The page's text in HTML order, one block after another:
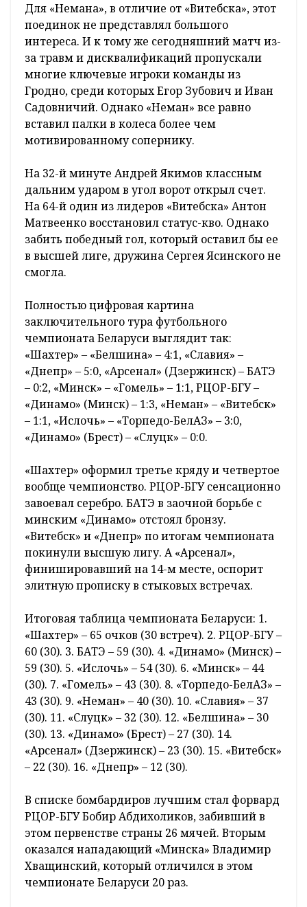
Для «Немана», в отличие от «Витебска», этот
поединок не представлял большого
интереса. И к тому же сегодняшний матч из-
за травм и дисквалификаций пропускали
многие ключевые игроки команды из
Гродно, среди которых Егор Зубович и Иван
Садовничий. Однако «Неман» все равно
вставил палки в колеса более чем
мотивированному сопернику.
На 32-й минуте Андрей Якимов классным
дальним ударом в угол ворот открыл счет.
На 64-й один из лидеров «Витебска» Антон
Матвеенко восстановил статус-кво. Однако
забить победный гол, который оставил бы ее
в высшей лиге, дружина Сергея Ясинского не
смогла.
Полностью цифровая картина
заключительного тура футбольного
чемпионата Беларуси выглядит так:
«Шахтер» – «Белшина» – 4:1, «Славия» –
«Днепр» – 5:0, «Арсенал» (Дзержинск) – БАТЭ
– 0:2, «Минск» – «Гомель» – 1:1, РЦОР-БГУ –
«Динамо» (Минск) – 1:3, «Неман» – «Витебск»
– 1:1, «Ислочь» – «Торпедо-БелАЗ» – 3:0,
«Динамо» (Брест) – «Слуцк» – 0:0.
«Шахтер» оформил третье кряду и четвертое
вообще чемпионство. РЦОР-БГУ сенсационно
завоевал серебро. БАТЭ в заочной борьбе с
минским «Динамо» отстоял бронзу.
«Витебск» и «Днепр» по итогам чемпионата
покинули высшую лигу. А «Арсенал»,
финишировавший на 14-м месте, оспорит
элитную прописку в стыковых встречах.
Итоговая таблица чемпионата Беларуси: 1.
«Шахтер» – 65 очков (30 встреч). 2. РЦОР-БГУ –
60 (30). 3. БАТЭ – 59 (30). 4. «Динамо» (Минск) –
59 (30). 5. «Ислочь» – 54 (30). 6. «Минск» – 44
(30). 7. «Гомель» – 43 (30). 8. «Торпедо-БелАЗ» –
43 (30). 9. «Неман» – 40 (30). 10. «Славия» – 37
(30). 11. «Слуцк» – 32 (30). 12. «Белшина» – 30
(30). 13. «Динамо» (Брест) – 27 (30). 14.
«Арсенал» (Дзержинск) – 23 (30). 15. «Витебск»
– 22 (30). 16. «Днепр» – 12 (30).
В списке бомбардиров лучшим стал форвард
РЦОР-БГУ Бобир Абдихоликов, забивший в
этом первенстве страны 26 мячей. Вторым
оказался нападающий «Минска» Владимир
Хващинский, который отличился в этом
чемпионате Беларуси 20 раз.